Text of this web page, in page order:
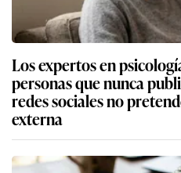
Los expertos en
personas que nunca
redes sociales no
externa